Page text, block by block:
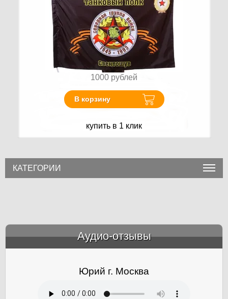
1000 рублей
В корзину
купить в 1 клик
КАТЕГОРИИ
Аудио-отзывы
Юрий г. Москва